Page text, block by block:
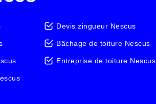
Devis zingueur Nescus
Bâchage de toiture Nescus
Entreprise de toiture Nescus